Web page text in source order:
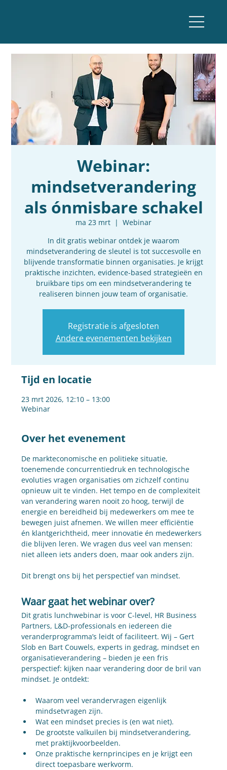
Webinar:
mindsetverandering
als ónmisbare schakel
ma 23 mrt
  |
Webinar
In dit gratis webinar ontdek je waarom
mindsetverandering de sleutel is tot succesvolle en
blijvende transformatie binnen organisaties. Je krijgt
praktische inzichten, evidence-based strategieën en
bruikbare tips om een mindsetverandering te
realiseren binnen jouw team of organisatie.
Registratie is afgesloten
Andere evenementen bekijken
Tijd en locatie
23 mrt 2026, 12:10 – 13:00
Webinar
Over het evenement
De markteconomische en politieke situatie,
toenemende concurrentiedruk en technologische
evoluties vragen organisaties om zichzelf continu
opnieuw uit te vinden. Het tempo en de complexiteit
van verandering waren nooit zo hoog, terwijl de
energie en bereidheid bij medewerkers om mee te
bewegen juist afnemen. We willen meer efficiëntie
én klantgerichtheid, meer innovatie én medewerkers
die blijven leren. We vragen dus veel van mensen:
niet alleen iets anders doen, maar ook anders zijn.
Dit brengt ons bij het perspectief van mindset.
Waar gaat het webinar over?
​Dit gratis lunchwebinar is voor C-level, HR Business
Partners, L&D-professionals en iedereen die
veranderprogramma’s leidt of faciliteert. Wij – Gert
Slob en Bart Couwels, experts in gedrag, mindset en
organisatieverandering – bieden je een fris
perspectief: kijken naar verandering door de bril van
mindset. Je ontdekt:
Waarom veel verandervragen eigenlijk
mindsetvragen zijn.
Wat een mindset precies is (en wat niet).
De grootste valkuilen bij mindsetverandering,
met praktijkvoorbeelden.
Onze praktische kernprincipes en je krijgt een
direct toepasbare werkvorm.